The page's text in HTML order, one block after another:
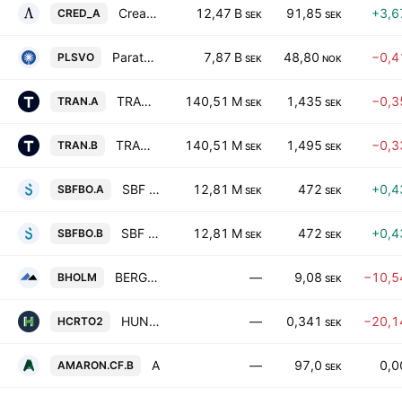
CRED_A Creades AB Class A 12,47 B SEK 91,85 SEK
PLSVO Paratus Energy Services Ltd. 7,87 B SEK 48,80 NOK
TRAN.A TRANSFERATOR AB CLASS A 140,51 M SEK 1,435 SEK
TRAN.B TRANSFERATOR AB CLASS B 140,51 M SEK 1,495 SEK
SBFBO.A SBF Bostad AB (publ) Class A 12,81 M SEK 472 SEK
SBFBO.B SBF Bostad AB (publ) Class B 12,81 M SEK 472 SEK
BHOLM BERGHOLM FRITIDSFORDON AB — 9,08 SEK
HCRTO2 HUNTER CAPITAL RTO 2 AB — 0,341 SEK
AMARON.CF.B — 97,0 SEK